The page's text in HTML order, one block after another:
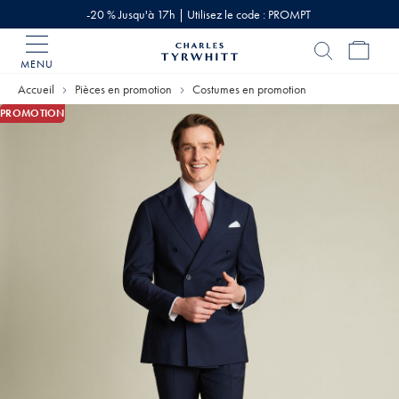
-20 % Jusqu'à 17h | Utilisez le code : PROMPT
MENU
Tyrwhitt
Accueil Pièces en promotion Costumes en promotion
PROMOTION